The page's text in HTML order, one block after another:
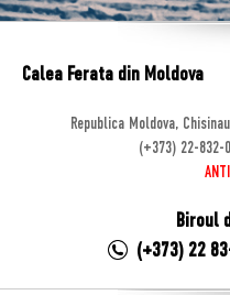
Calea Ferata din Moldova
Republica Moldova,
(+373) 22-
Biroul
(+373) 22